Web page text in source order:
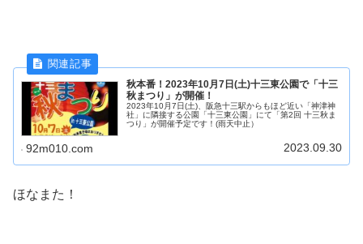
秋本番！2023年10月7日(土)十三東公園で「十三
秋まつり」が開催！
2023年10月7日(土)、阪急十三駅からもほど近い「神津神
社」に隣接する公園「十三東公園」にて「第2回 十三秋ま
つり」が開催予定です！(雨天中止）
92m010.com 2023.09.30
ほなまた！